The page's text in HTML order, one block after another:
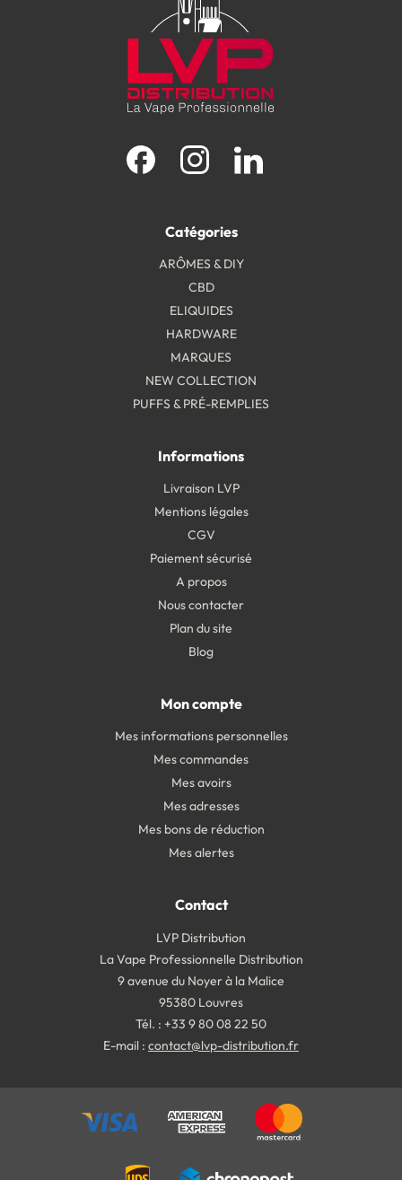
Catégories
ARÔMES & DIY
CBD
ELIQUIDES
HARDWARE
MARQUES
NEW COLLECTION
PUFFS & PRÉ-REMPLIES
Informations
Livraison LVP
Mentions légales
CGV
Paiement sécurisé
A propos
Nous contacter
Plan du site
Blog
Facebook Instagram
Mon compte
Mes informations personnelles
Mes commandes
Mes avoirs
Mes adresses
Mes bons de réduction
Mes alertes
Contact
LVP Distribution
La Vape Professionnelle Distribution
9 avenue du Noyer à la Malice
95380 Louvres
Tél. : +33 9 80 08 22 50
E-mail : contact@lvp-distribution.fr